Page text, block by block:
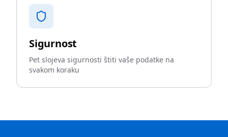
Sigurnost
Pet slojeva sigurnosti štiti vaše podatke na
svakom koraku